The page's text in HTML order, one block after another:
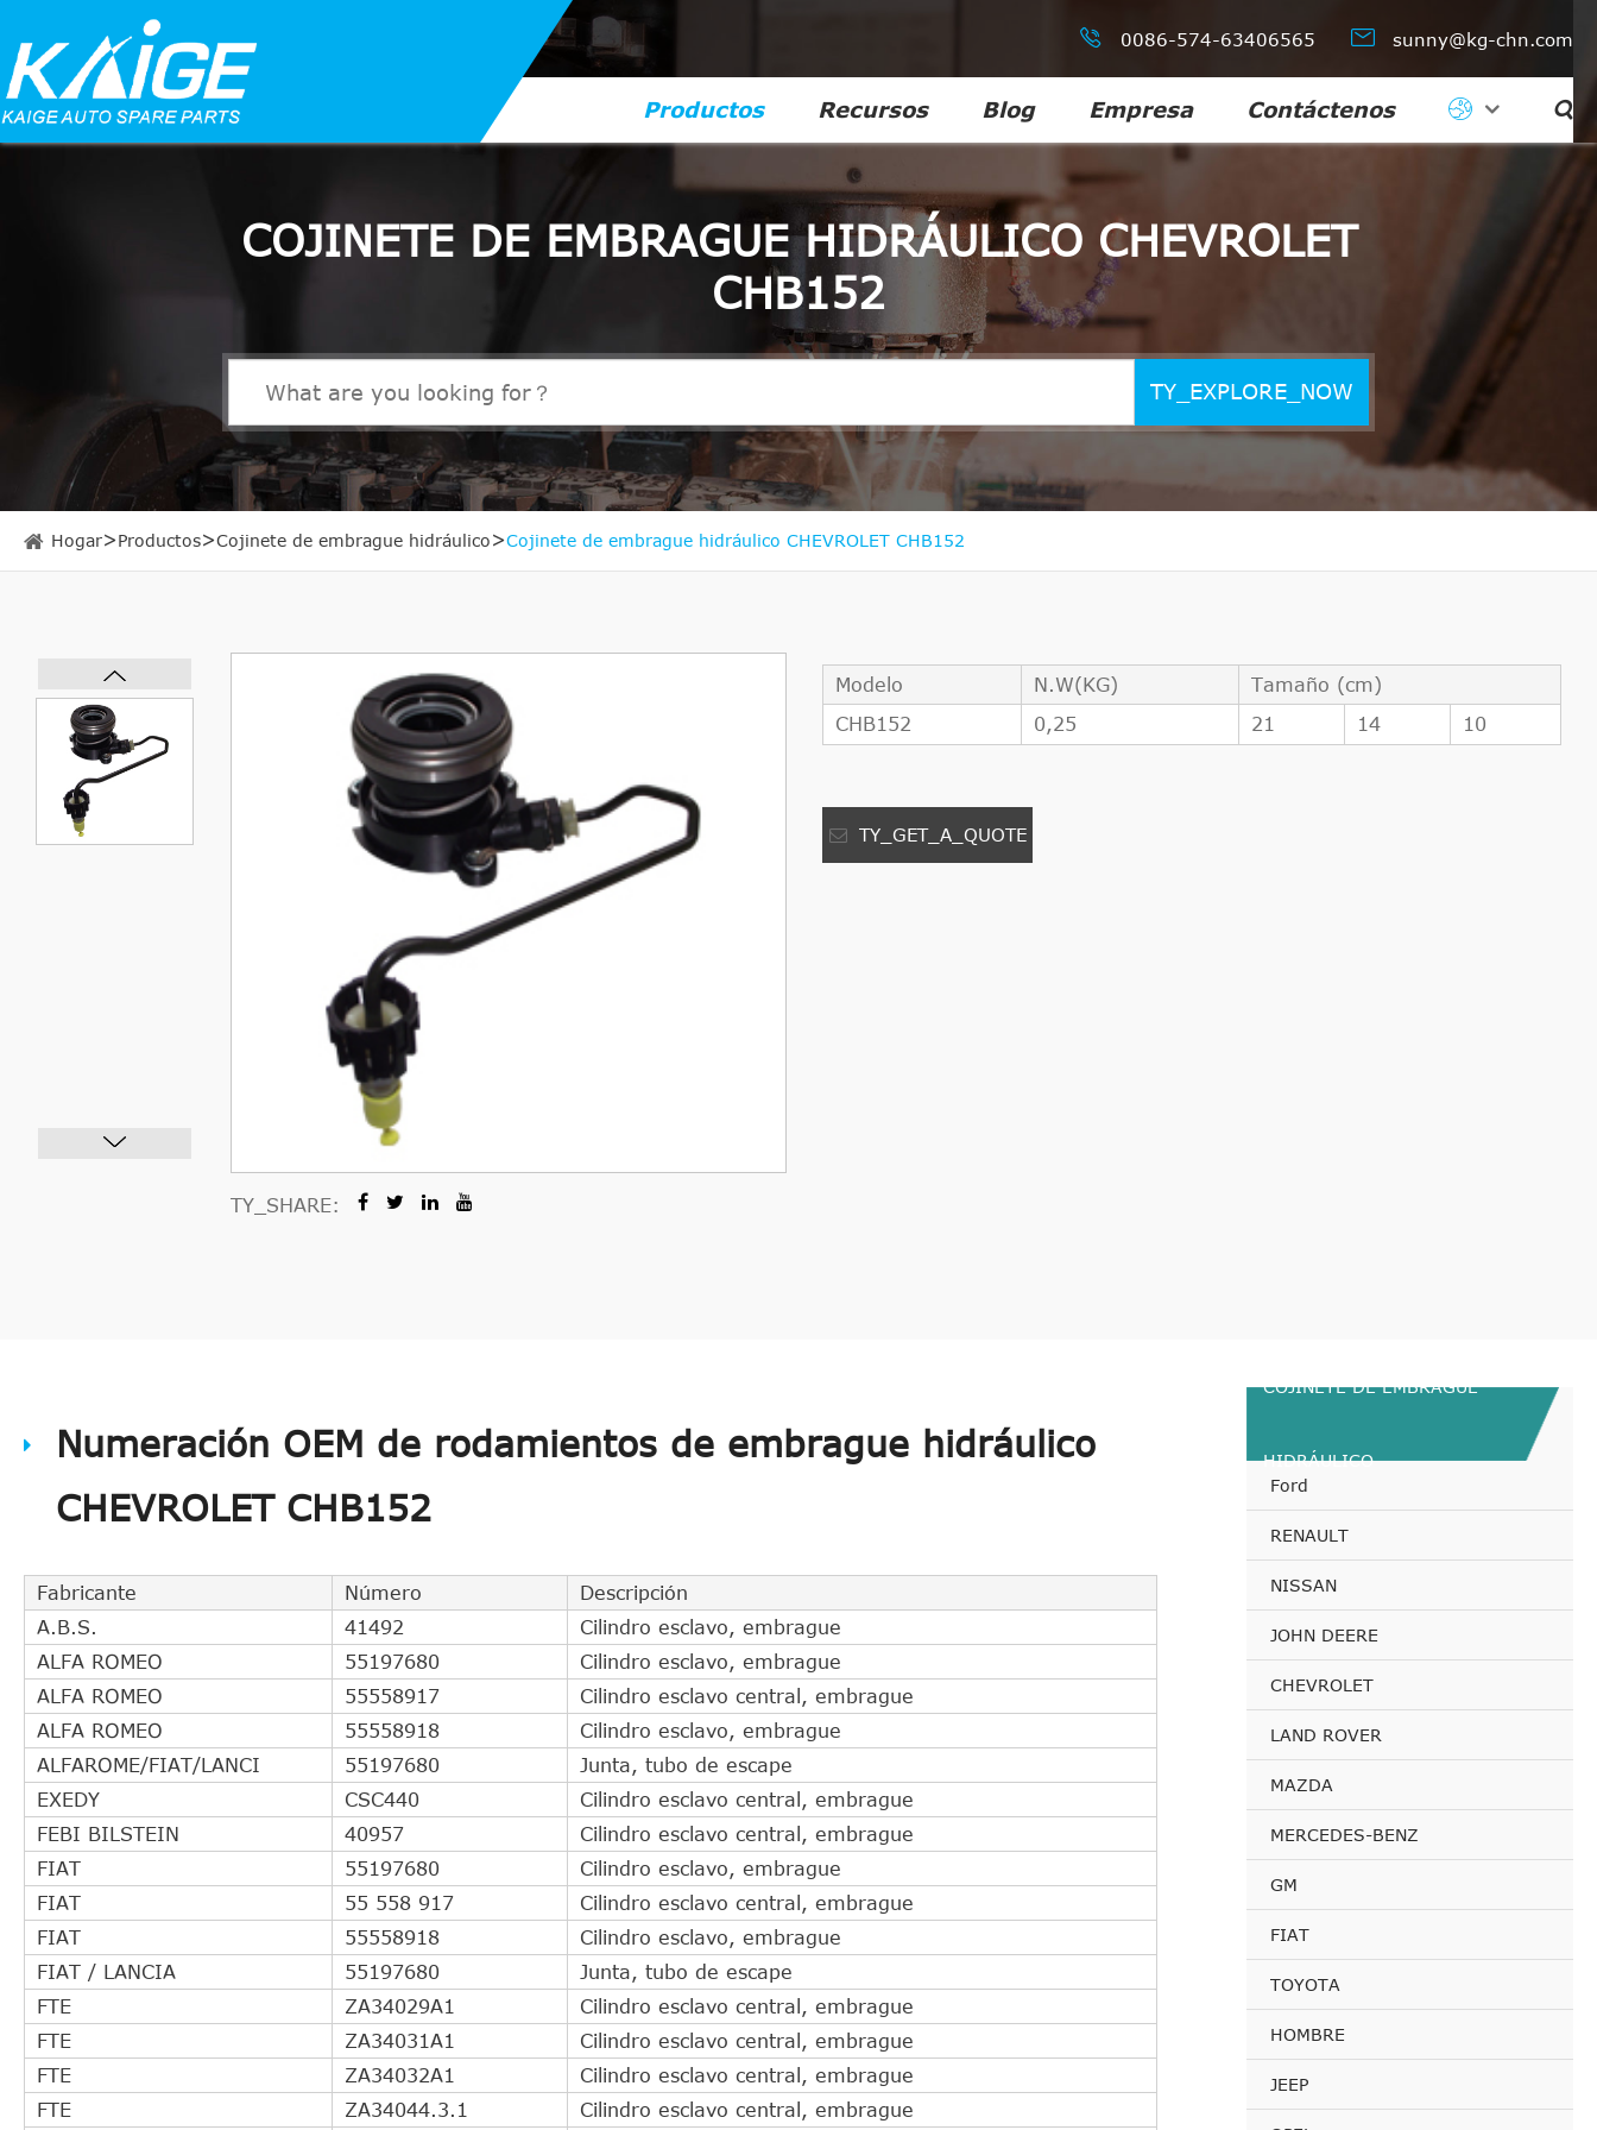
 0086-574-63406565  sunny@kg-chn.com
Productos Recursos Blog Empresa Contáctenos 
COJINETE DE EMBRAGUE HIDRÁULICO CHEVROLET
CHB152
TY_EXPLORE_NOW
Hogar Productos Cojinete de embrague hidráulico Cojinete de embrague hidráulico CHEVROLET CHB152
TY_SHARE:
Modelo N.W(KG)
Tamaño (cm)
CHB152
0,25 21 14 10
TY_GET_A_QUOTE
Numeración OEM de rodamientos de embrague hidráulico
CHEVROLET CHB152
Fabricante Número
Descripción
A.B.S.
41492
Cilindro esclavo, embrague
ALFA ROMEO
55197680
Cilindro esclavo, embrague
ALFA ROMEO
55558917
Cilindro esclavo central, embrague
ALFA ROMEO
55558918
Cilindro esclavo, embrague
ALFAROME/FIAT/LANCI
55197680
Junta, tubo de escape
EXEDY
CSC440
Cilindro esclavo central, embrague
FEBI BILSTEIN
40957
Cilindro esclavo central, embrague
FIAT
55197680
Cilindro esclavo, embrague
FIAT
55 558 917
Cilindro esclavo central, embrague
FIAT
55558918
Cilindro esclavo, embrague
FIAT / LANCIA
55197680
Junta, tubo de escape
FTE
ZA34029A1
Cilindro esclavo central, embrague
FTE
ZA34031A1
Cilindro esclavo central, embrague
FTE
ZA34032A1
Cilindro esclavo central, embrague
FTE
ZA34044.3.1
Cilindro esclavo central, embrague
COJINETE DE EMBRAGUE
HIDRÁULICO
Ford
RENAULT
NISSAN
JOHN DEERE
CHEVROLET
LAND ROVER
MAZDA
MERCEDES-BENZ
GM
FIAT
TOYOTA
HOMBRE
JEEP